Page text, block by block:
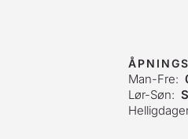
Man-Fre:
Lør-Søn: